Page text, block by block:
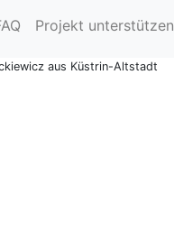
Projekt unterstützen
aus Küstrin-Altstadt